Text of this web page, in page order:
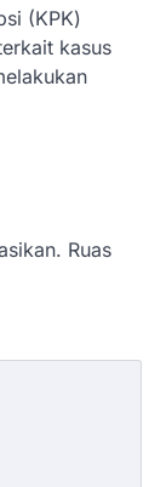
(KPK)
kasus
Ruas